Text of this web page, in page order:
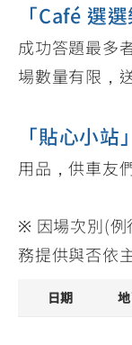
「Café 選選
成功答題最多
場數量有限，
「貼心小站」
用品，供車友
※ 因場次別(例
務提供與否依
日期